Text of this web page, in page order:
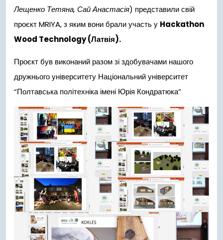
Лещенко Тетяна, Сай Анастасія) представили свій
проєкт MRIYA, з яким вони брали участь у Hackathon
Wood Technology (Латвія).
Проєкт був виконаний разом зі здобувачами нашого
дружнього університету Національний університет
“Полтавська політехніка імені Юрія Кондратюка”